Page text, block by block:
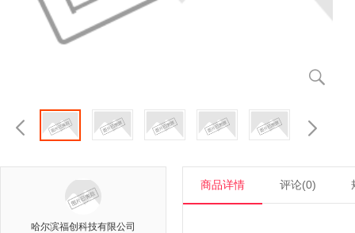

 
哈尔滨福创科技有限公司
商品详情 评论(0)